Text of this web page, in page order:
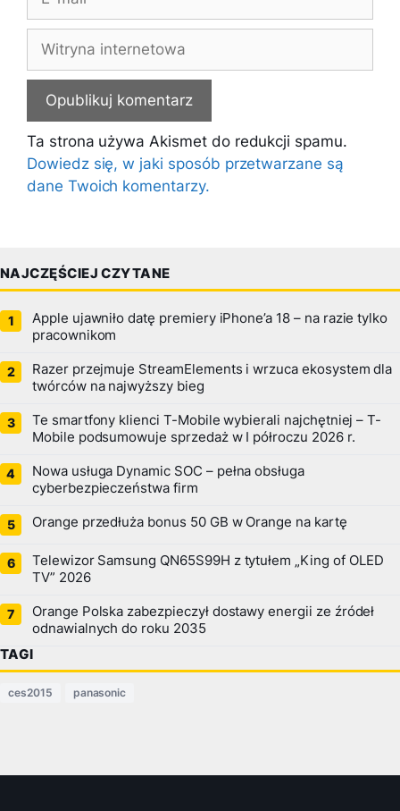
Witryna
internetowa
Ta strona używa Akismet do redukcji spamu.
Dowiedz się, w jaki sposób przetwarzane są
dane Twoich komentarzy.
NAJCZĘŚCIEJ CZYTANE
Apple ujawniło datę premiery iPhone’a 18 – na razie tylko
pracownikom
Razer przejmuje StreamElements i wrzuca ekosystem dla
twórców na najwyższy bieg
Te smartfony klienci T-Mobile wybierali najchętniej – T-
Mobile podsumowuje sprzedaż w I półroczu 2026 r.
Nowa usługa Dynamic SOC – pełna obsługa
cyberbezpieczeństwa firm
Orange przedłuża bonus 50 GB w Orange na kartę
Telewizor Samsung QN65S99H z tytułem „King of OLED
TV” 2026
Orange Polska zabezpieczył dostawy energii ze źródeł
odnawialnych do roku 2035
TAGI
ces2015 panasonic